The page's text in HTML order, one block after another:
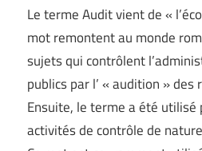
Le terme Audit vient de «
mot remontent au monde
sujets qui contrôlent
publics par l’ « audition »
Ensuite, le terme a été utilisé
activités de contrôle de